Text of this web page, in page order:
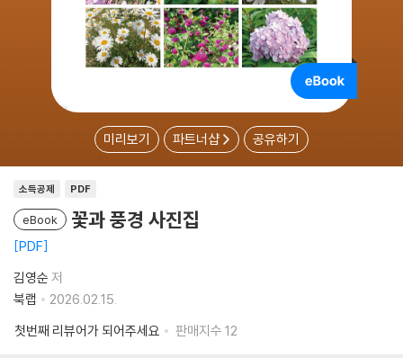
미리보기 파트너샵 공유하기
소득공제 PDF
eBook 꽃과 풍경 사진집
PDF
김영순 저
북랩
2026.02.15.
첫번째 리뷰어가 되어주세요
판매지수 12